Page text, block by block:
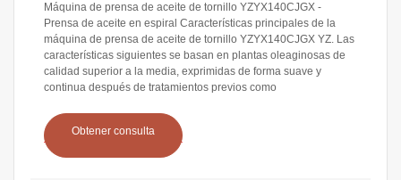
Máquina de prensa de aceite de tornillo YZYX140CJGX -
Prensa de aceite en espiral Características principales de la
máquina de prensa de aceite de tornillo YZYX140CJGX YZ. Las
características siguientes se basan en plantas oleaginosas de
calidad superior a la media, exprimidas de forma suave y
continua después de tratamientos previos como
Obtener consulta